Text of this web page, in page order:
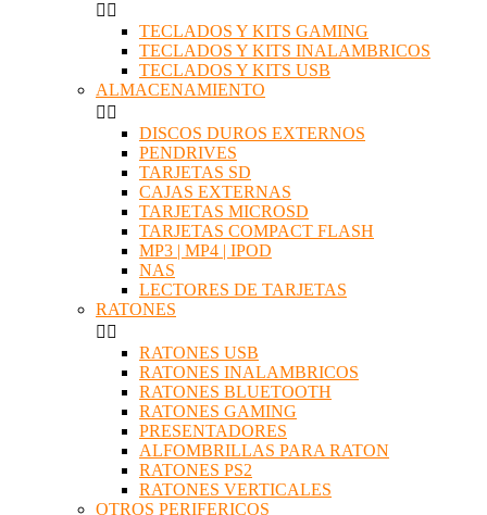
 
TECLADOS Y KITS GAMING
TECLADOS Y KITS INALAMBRICOS
TECLADOS Y KITS USB
ALMACENAMIENTO
 
DISCOS DUROS EXTERNOS
PENDRIVES
TARJETAS SD
CAJAS EXTERNAS
TARJETAS MICROSD
TARJETAS COMPACT FLASH
MP3 | MP4 | IPOD
NAS
LECTORES DE TARJETAS
RATONES
 
RATONES USB
RATONES INALAMBRICOS
RATONES BLUETOOTH
RATONES GAMING
PRESENTADORES
ALFOMBRILLAS PARA RATON
RATONES PS2
RATONES VERTICALES
OTROS PERIFERICOS